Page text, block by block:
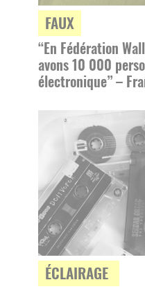
FAUX
“En Fédération
avons 10 000
électronique” –
ÉCLAIRAGE